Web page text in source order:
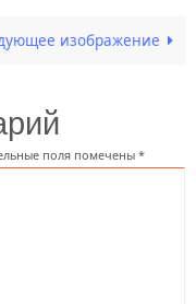
изображение
поля помечены *